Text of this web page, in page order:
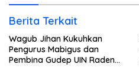
Berita Terkait
Wagub Jihan Kukuhkan
Pengurus Mabigus dan
Pembina Gudep UIN Raden